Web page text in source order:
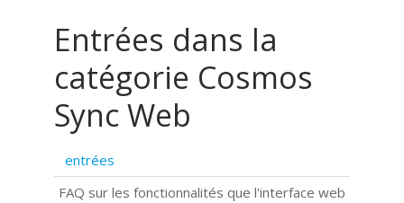
Entrées dans la
catégorie Cosmos
Sync Web
entrées
FAQ sur les fonctionnalités que l'interface web